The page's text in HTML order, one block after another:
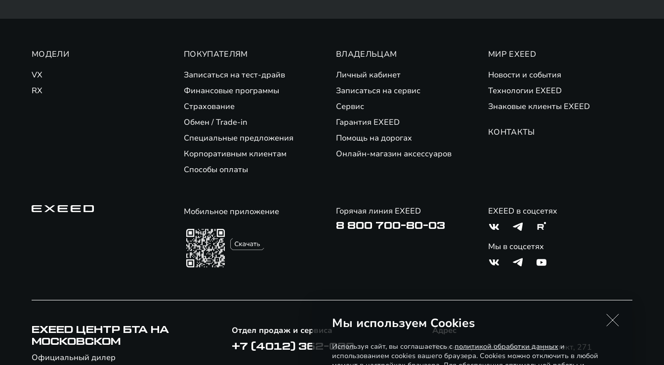
МОДЕЛИ
VX
RX
ПОКУПАТЕЛЯМ
Записаться на тест-драйв
Финансовые программы
Страхование
Обмен / Trade-in
Специальные предложения
Корпоративным клиентам
Способы оплаты
ВЛАДЕЛЬЦАМ
Личный кабинет
Записаться на сервис
Сервис
Гарантия EXEED
Помощь на дорогах
Онлайн-магазин аксессуаров
МИР EXEED
Новости и события
Технологии EXEED
Знаковые клиенты EXEED
КОНТАКТЫ
Мобильное приложение Горячая линия EXEED
8 800 700-80-03
EXEED в соцсетях
Мы в соцсетях
EXEED ЦЕНТР БТА НА
МОСКОВСКОМ
Официальный дилер
Отдел продаж и сервиса
+7 (4012) 362-022
Адрес
Калининград, ​Московский проспект, 271
Мы используем Cookies
Используя сайт, вы соглашаетесь сполитикой обработки данныхи
использованием cookies вашего браузера. Cookies можно отключить в любой